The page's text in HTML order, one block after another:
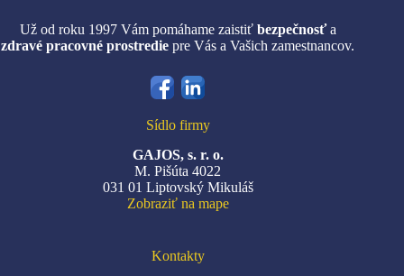
Už od roku 1997 Vám pomáhame zaistiť bezpečnosťa
zdravé pracovné prostredie pre Vás a Vašich zamestnancov.
Sídlo firmy
GAJOS, s. r. o.
M. Pišúta 4022
031 01 Liptovský Mikuláš
Zobraziť na mape
Kontakty